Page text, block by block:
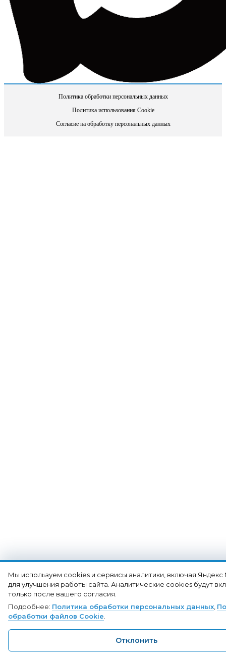
Политика обработки персональных данных
Политика использования Cookie
Согласие на обработку персональных данных
Мы используем cookies и сервисы аналитики, включая Яндекс
для улучшения работы сайта. Аналитические cookies будут
только после вашего согласия.
Подробнее: Политика обработки персональных данных
обработки файлов Cookie
Отклонить